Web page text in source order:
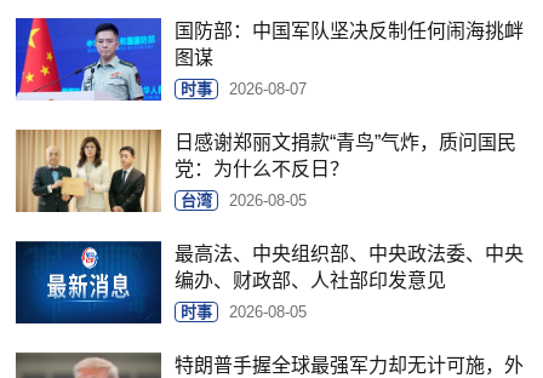
国防部：中国军队坚决反制任何闹海挑衅
图谋
时事 2026-08-07
日感谢郑丽文捐款“青鸟”气炸，质问国民
党：为什么不反日？
台湾 2026-08-05
最高法、中央组织部、中央政法委、中央
编办、财政部、人社部印发意见
时事 2026-08-05
特朗普手握全球最强军力却无计可施，外